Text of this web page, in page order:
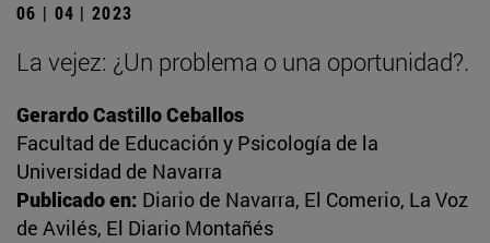
06 | 04 | 2023
La vejez: ¿Un problema o una oportunidad?.
Gerardo Castillo Ceballos
Facultad de Educación y Psicología de la
Universidad de Navarra
Publicado en: Diario de Navarra, El Comerio, La Voz
de Avilés, El Diario Montañés